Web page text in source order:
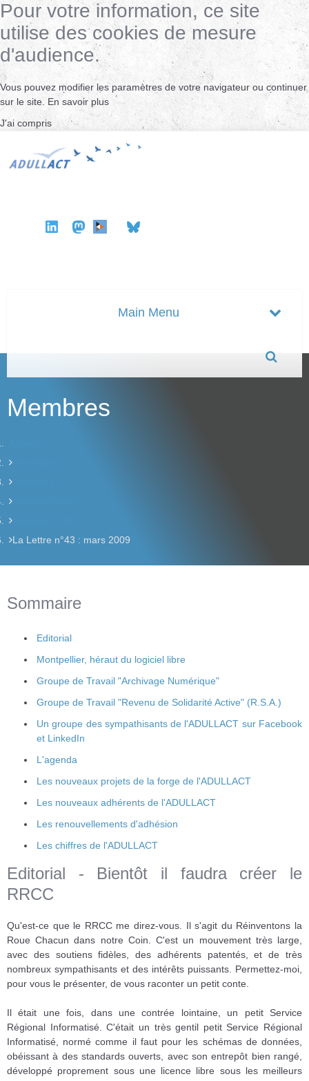
Pour votre information, ce site
utilise des cookies de mesure
d'audience.
Vous pouvez modifier les paramètres de votre navigateur ou continuer
sur le site. En savoir plus
J'ai compris
Membres
La Lettre n°43 : mars 2009
Sommaire
Editorial
Montpellier, héraut du logiciel libre
Groupe de Travail "Archivage Numérique"
Groupe de Travail "Revenu de Solidarité Active" (R.S.A.)
Un groupe des sympathisants de l'ADULLACT sur Facebook
et LinkedIn
L'agenda
Les nouveaux projets de la forge de l'ADULLACT
Les nouveaux adhérents de l'ADULLACT
Les renouvellements d'adhésion
Les chiffres de l'ADULLACT
Editorial - Bientôt il faudra créer le
RRCC
Qu'est-ce que le RRCC me direz-vous. Il s'agit du Réinventons la
Roue Chacun dans notre Coin. C'est un mouvement très large,
avec des soutiens fidèles, des adhérents patentés, et de très
nombreux sympathisants et des intérêts puissants. Permettez-moi,
pour vous le présenter, de vous raconter un petit conte.
Il était une fois, dans une contrée lointaine, un petit Service
Régional Informatisé. C'était un très gentil petit Service Régional
Informatisé, normé comme il faut pour les schémas de données,
obéissant à des standards ouverts, avec son entrepôt bien rangé,
développé proprement sous une licence libre sous les meilleurs